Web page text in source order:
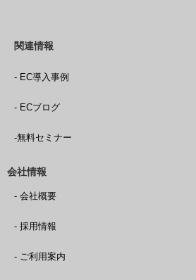
関連情報
- EC導入事例
- ECブログ
-無料セミナー
会社情報
- 会社概要
- 採用情報
- ご利用案内